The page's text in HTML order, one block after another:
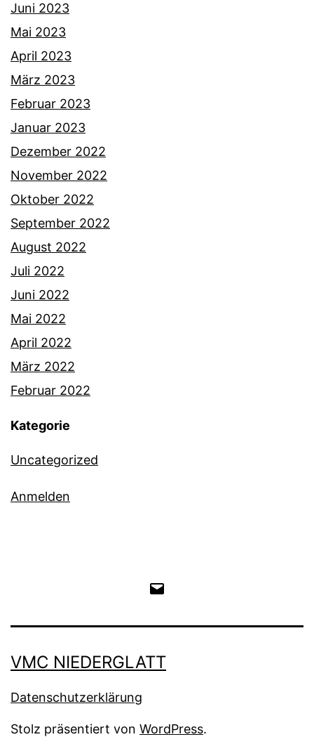
Juni 2023
Mai 2023
April 2023
März 2023
Februar 2023
Januar 2023
Dezember 2022
November 2022
Oktober 2022
September 2022
August 2022
Juli 2022
Juni 2022
Mai 2022
April 2022
März 2022
Februar 2022
Kategorie
Uncategorized
Anmelden
an
VMC
VMC NIEDERGLATT
Datenschutzerklärung
Stolz präsentiert von WordPress.